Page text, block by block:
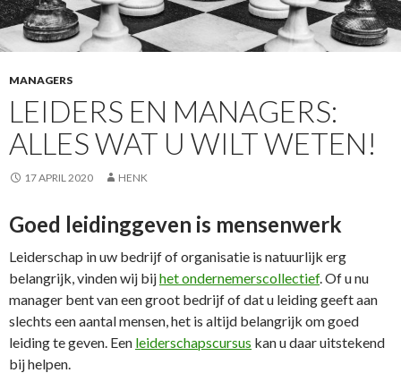
MANAGERS
LEIDERS EN MANAGERS:
ALLES WAT U WILT WETEN!
17 APRIL 2020 HENK
Goed leidinggeven is mensenwerk
Leiderschap in uw bedrijf of organisatie is natuurlijk erg
belangrijk, vinden wij bijhet ondernemerscollectief. Of u nu
manager bent van een groot bedrijf of dat u leiding geeft aan
slechts een aantal mensen, het is altijd belangrijk om goed
leiding te geven. Een leiderschapscursus kan u daar uitstekend
bij helpen.